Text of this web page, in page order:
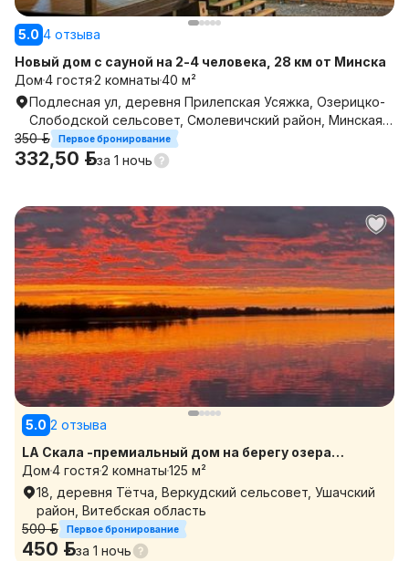
5.0 4 отзыва
Новый дом с сауной на 2-4 человека, 28 км от Минска
Дом4 гостя2 комнаты40 м²
Подлесная ул, деревня Прилепская Усяжка, Озерицко-
Слободской сельсовет, Смолевичский район, Минская
область
350 р. Первое бронирование
332,50 р.за 1 ночь
5.0 2 отзыва
LA Скала -премиальный дом на берегу озера
Паульское с видом на озеро
Дом4 гостя2 комнаты125 м²
18, деревня Тётча, Веркудский сельсовет, Ушачский
район, Витебская область
500 р.
Первое бронирование
450 р.за 1 ночь